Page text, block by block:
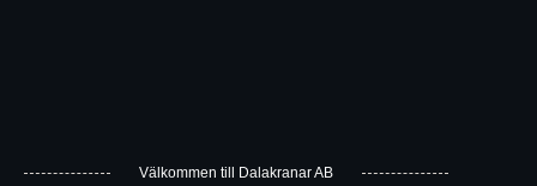
Välkommen till Dalakranar AB